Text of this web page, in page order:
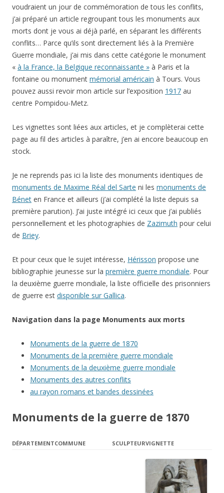
voudraient un jour de commémoration de tous les conflits,
j’ai préparé un article regroupant tous les monuments aux
morts dont je vous ai déjà parlé, en séparant les différents
conflits… Parce qu’ils sont directement liés à la Première
Guerre mondiale, j’ai mis dans cette catégorie le monument
« à la France, la Belgique reconnaissante » à Paris et la
fontaine ou monument mémorial américain à Tours. Vous
pouvez aussi revoir mon article sur l’exposition 1917 au
centre Pompidou-Metz.
Les vignettes sont liées aux articles, et je complèterai cette
page au fil des articles à paraître, j’en ai encore beaucoup en
stock.
Je ne reprends pas ici la liste des monuments identiques de
monuments de Maxime Réal del Sarte ni les monuments de
Bénet en France et ailleurs (j’ai complété la liste depuis sa
première parution). J’ai juste intégré ici ceux que j’ai publiés
personnellement et les photographies de Zazimuth pour celui
de Briey.
Et pour ceux que le sujet intéresse, Hérisson propose une
bibliographie jeunesse sur la première guerre mondiale. Pour
la deuxième guerre mondiale, la liste officielle des prisonniers
de guerre est disponible sur Gallica.
Navigation dans la page Monuments aux morts
Monuments de la guerre de 1870
Monuments de la première guerre mondiale
Monuments de la deuxième guerre mondiale
Monuments des autres conflits
au rayon romans et bandes dessinées
Monuments de la guerre de 1870
DÉPARTEMENTCOMMUNE SCULPTEURVIGNETTE